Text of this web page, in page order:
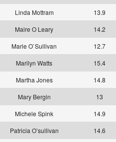
Linda Mottram 13.9
Maire O Leary 14.2
Marie O`Sullivan 12.7
Marilyn Watts 15.4
Martha Jones 14.8
Mary Bergin 13
Michele Spink 14.9
Patricia O’sullivan 14.6